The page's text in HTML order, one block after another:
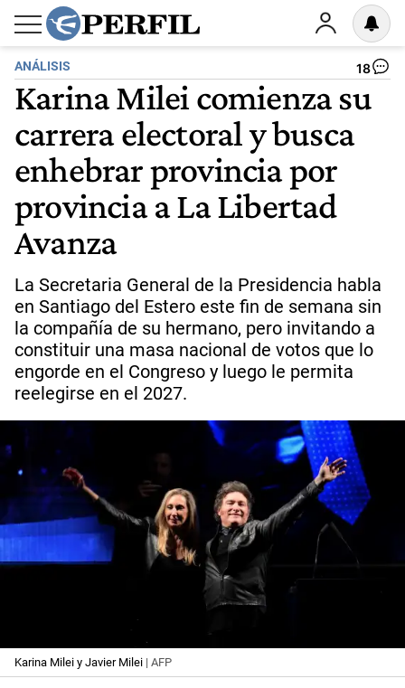
ANÁLISIS 18
Karina Milei comienza su
carrera electoral y busca
enhebrar provincia por
provincia a La Libertad
Avanza
La Secretaria General de la Presidencia habla
en Santiago del Estero este fin de semana sin
la compañía de su hermano, pero invitando a
constituir una masa nacional de votos que lo
engorde en el Congreso y luego le permita
reelegirse en el 2027.
Karina Milei y Javier Milei | AFP